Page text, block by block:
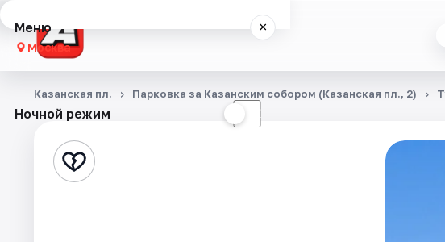
Меню ×
Москва
Концерты
Города
Площадки
Ночной режим ☾
Казанская пл. Парковка за Казанским собором (Казанская пл., 2)